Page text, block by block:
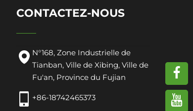
CONTACTEZ-NOUS
N°168, Zone Industrielle de
Tianban, Ville de Xibing, Ville de
Fu'an, Province du Fujian
+86-18742465373